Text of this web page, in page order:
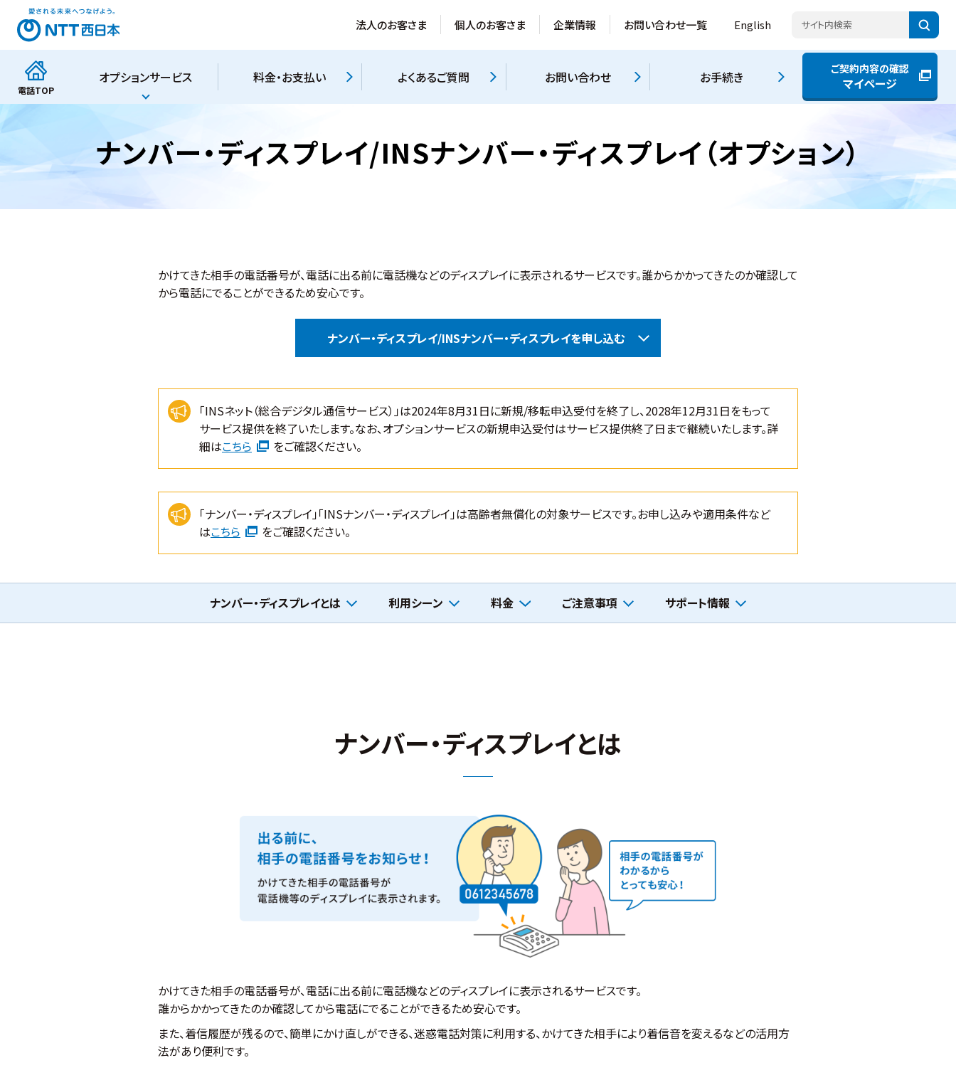
法人のお客さま 個人のお客さま 企業情報 お問い合わせ一覧 English
電話TOP
オプションサービス 料金・お支払い よくあるご質問 お問い合わせ お手続き ご契約内容の確認
マイページ
ナンバー・ディスプレイ/INSナンバー・ディスプレイ（オプション）
かけてきた相手の電話番号が、電話に出る前に電話機などのディスプレイに表示されるサービスです。誰からかかってきたのか確認して
から電話にでることができるため安心です。
ナンバー・ディスプレイ/INSナンバー・ディスプレイを申し込む
「INSネット（総合デジタル通信サービス）」は2024年8月31日に新規/移転申込受付を終了し、2028年12月31日をもって
サービス提供を終了いたします。なお、オプションサービスの新規申込受付はサービス提供終了日まで継続いたします。詳
細はこちら をご確認ください。
「ナンバー・ディスプレイ」「INSナンバー・ディスプレイ」は高齢者無償化の対象サービスです。お申し込みや適用条件など
はこちら をご確認ください。
ナンバー・ディスプレイとは 利用シーン 料金 ご注意事項 サポート情報
ナンバー・ディスプレイとは
かけてきた相手の電話番号が、電話に出る前に電話機などのディスプレイに表示されるサービスです。
誰からかかってきたのか確認してから電話にでることができるため安心です。
また、着信履歴が残るので、簡単にかけ直しができる、迷惑電話対策に利用する、かけてきた相手により着信音を変えるなどの活用方
法があり便利です。